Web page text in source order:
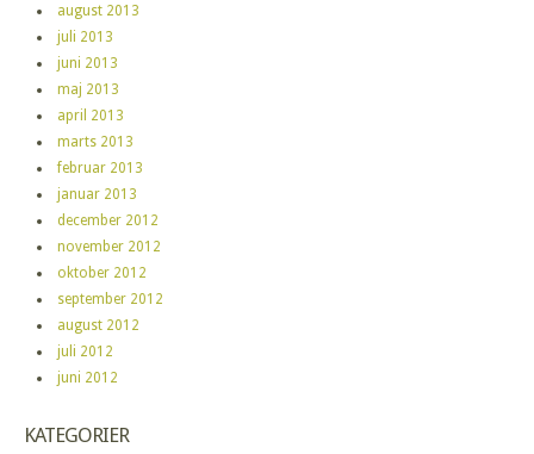
august 2013
juli 2013
juni 2013
maj 2013
april 2013
marts 2013
februar 2013
januar 2013
december 2012
november 2012
oktober 2012
september 2012
august 2012
juli 2012
juni 2012
KATEGORIER